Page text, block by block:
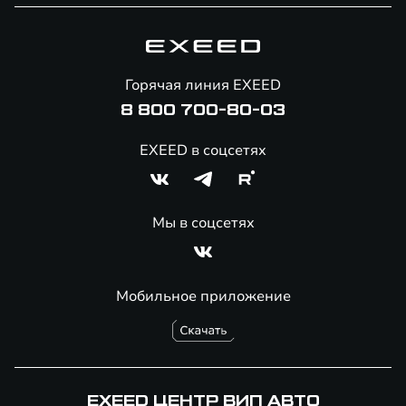
Помощь на дорогах
Специальные предложения
Мобильное приложение
Горячая линия EXEED
8 800 700-80-03
EXEED в соцсетях
Мы в соцсетях
EXEED ЦЕНТР ВИП АВТО